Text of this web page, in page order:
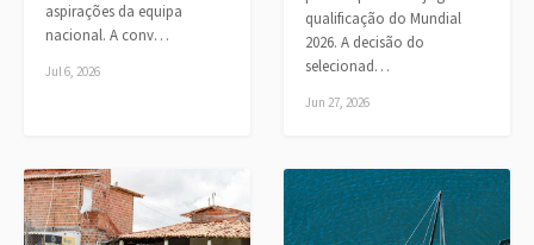
aspirações da equipa
nacional. A conv…
Jul 6, 2026
qualificação do Mundial
2026. A decisão do
selecionad…
Jun 27, 2026